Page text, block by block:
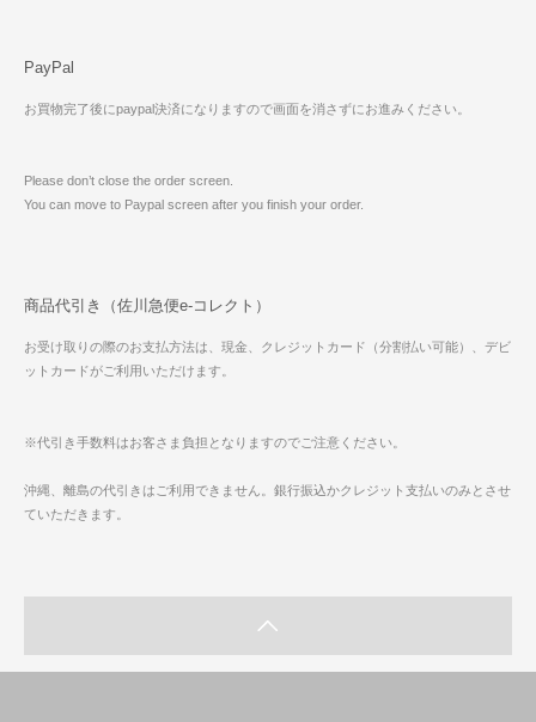
PayPal
お買物完了後にpaypal決済になりますので画面を消さずにお進みください。
Please don’t close the order screen.
You can move to Paypal screen after you finish your order.
商品代引き（佐川急便e-コレクト）
お受け取りの際のお支払方法は、現金、クレジットカード（分割払い可能）、デビ
ットカードがご利用いただけます。
※代引き手数料はお客さま負担となりますのでご注意ください。
沖縄、離島の代引きはご利用できません。銀行振込かクレジット支払いのみとさせ
ていただきます。